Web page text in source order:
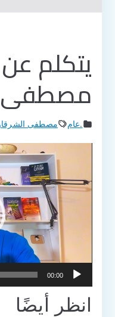
يتكلم
مصطفى
.عام مصطفى
00:00
انظر أيضًا